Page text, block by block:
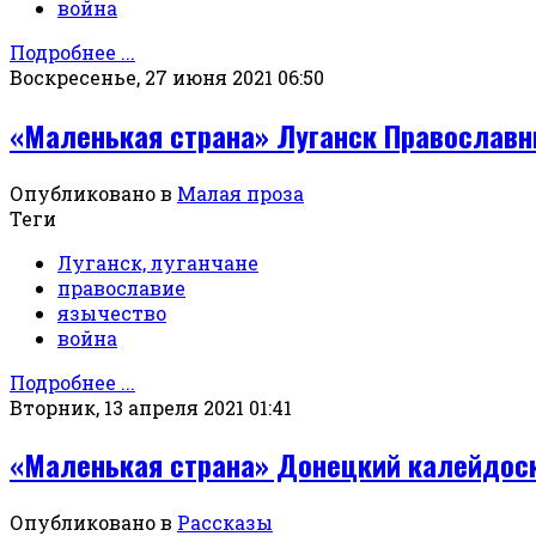
война
Подробнее ...
Воскресенье, 27 июня 2021 06:50
«Маленькая страна» Луганск
Опубликовано в Малая проза
Теги
Луганск, луганчане
православие
язычество
война
Подробнее ...
Вторник, 13 апреля 2021 01:41
«Маленькая страна» Донецкий
Опубликовано в Рассказы